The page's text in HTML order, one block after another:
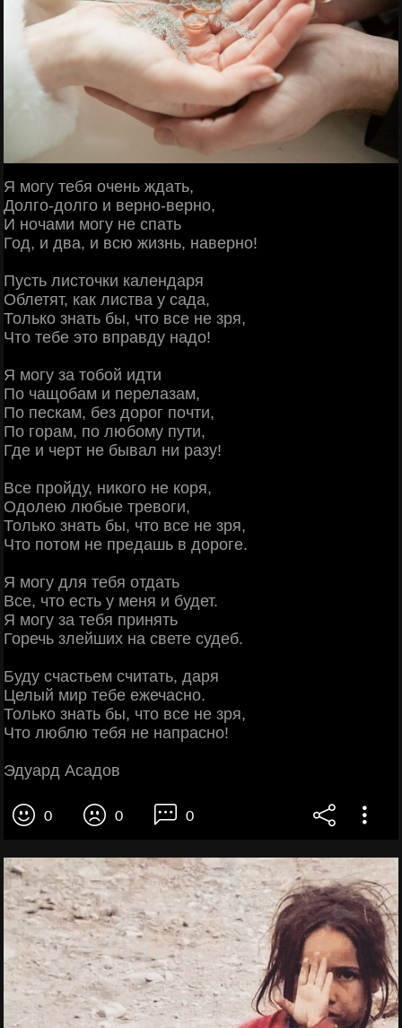
Я могу тебя очень ждать,
Долго-долго и верно-верно,
И ночами могу не спать
Год, и два, и всю жизнь, наверно!
Пусть листочки календаря
Облетят, как листва у сада,
Только знать бы, что все не зря,
Что тебе это вправду надо!
Я могу за тобой идти
По чащобам и перелазам,
По пескам, без дорог почти,
По горам, по любому пути,
Где и черт не бывал ни разу!
Все пройду, никого не коря,
Одолею любые тревоги,
Только знать бы, что все не зря,
Что потом не предашь в дороге.
Я могу для тебя отдать
Все, что есть у меня и будет.
Я могу за тебя принять
Горечь злейших на свете судеб.
Буду счастьем считать, даря
Целый мир тебе ежечасно.
Только знать бы, что все не зря,
Что люблю тебя не напрасно!
Эдуард Асадов
0 0 0